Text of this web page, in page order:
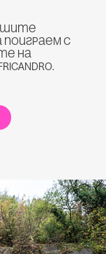
поиграем с
на